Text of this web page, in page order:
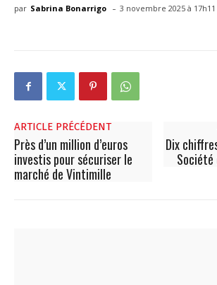
par Sabrina Bonarrigo - 3 novembre 2025 à 17h11
ARTICLE PRÉCÉDENT
Près d’un million d’euros
investis pour sécuriser le
marché de Vintimille
Dix
Société